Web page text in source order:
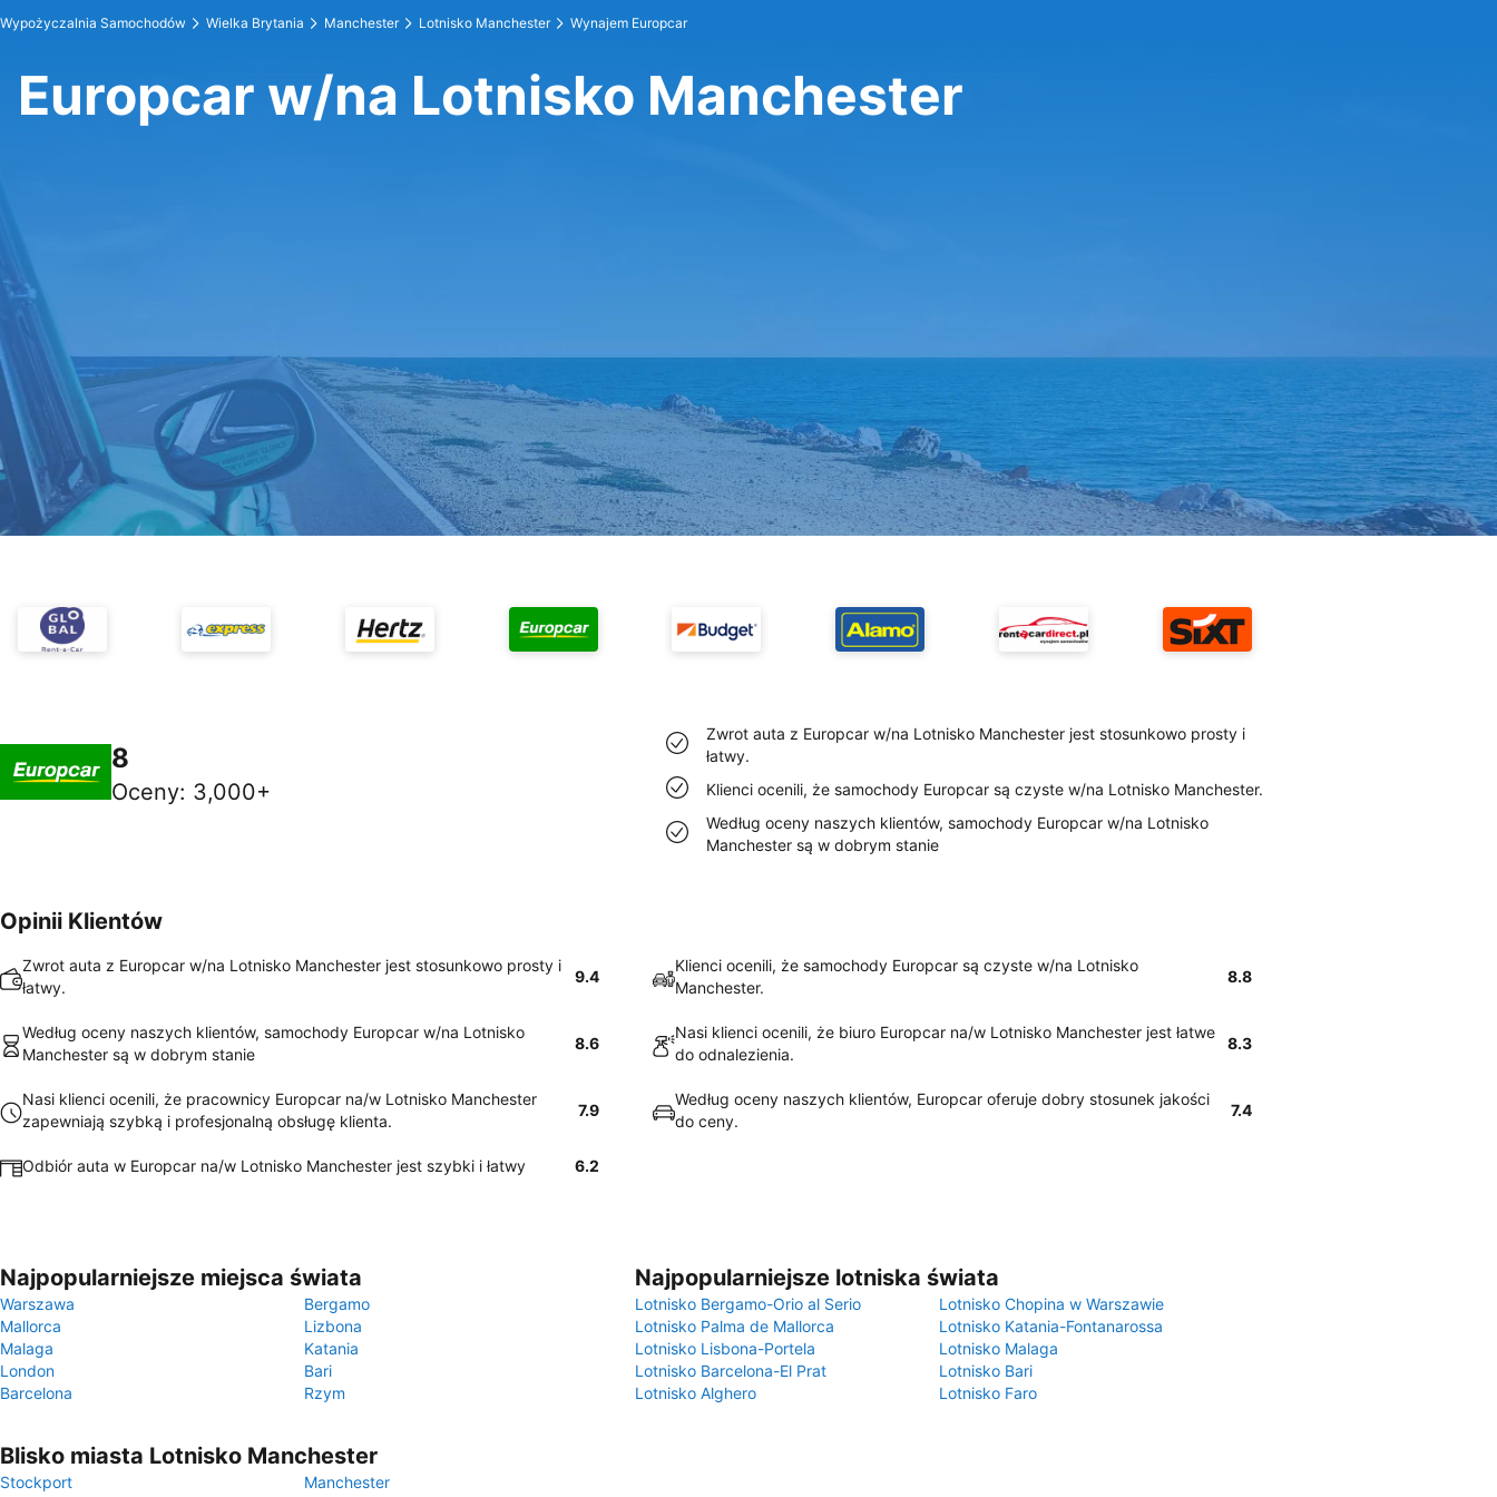
Wypożyczalnia Samochodów Wielka Brytania Manchester Lotnisko Manchester Wynajem Europcar
Europcar w/na Lotnisko Manchester
8
Oceny: 3,000+
Zwrot auta z Europcar w/na Lotnisko Manchester jest stosunkowo prosty i
łatwy.
Klienci ocenili, że samochody Europcar są czyste w/na Lotnisko Manchester.
Według oceny naszych klientów, samochody Europcar w/na Lotnisko
Manchester są w dobrym stanie
Opinii Klientów
Zwrot auta z Europcar w/na Lotnisko Manchester jest stosunkowo prosty i
łatwy.
9.4
Klienci ocenili, że samochody Europcar są czyste w/na Lotnisko
Manchester.
8.8
Według oceny naszych klientów, samochody Europcar w/na Lotnisko
Manchester są w dobrym stanie
8.6
Nasi klienci ocenili, że biuro Europcar na/w Lotnisko Manchester jest łatwe
do odnalezienia.
8.3
Nasi klienci ocenili, że pracownicy Europcar na/w Lotnisko Manchester
zapewniają szybką i profesjonalną obsługę klienta.
7.9
Według oceny naszych klientów, Europcar oferuje dobry stosunek jakości
do ceny.
7.4
Odbiór auta w Europcar na/w Lotnisko Manchester jest szybki i łatwy 6.2
Najpopularniejsze miejsca świata
Warszawa
Bergamo
Mallorca
Lizbona
Malaga
Katania
London
Bari
Barcelona
Rzym
Najpopularniejsze lotniska świata
Lotnisko Bergamo-Orio al Serio
Lotnisko Chopina w Warszawie
Lotnisko Palma de Mallorca
Lotnisko Katania-Fontanarossa
Lotnisko Lisbona-Portela
Lotnisko Malaga
Lotnisko Barcelona-El Prat
Lotnisko Bari
Lotnisko Alghero
Lotnisko Faro
Blisko miasta Lotnisko Manchester
Stockport
Manchester